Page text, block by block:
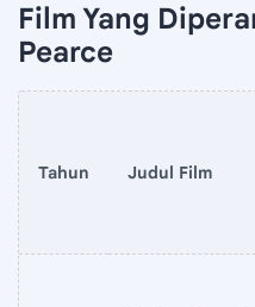
Film Yang
Pearce
Tahun Judul Film